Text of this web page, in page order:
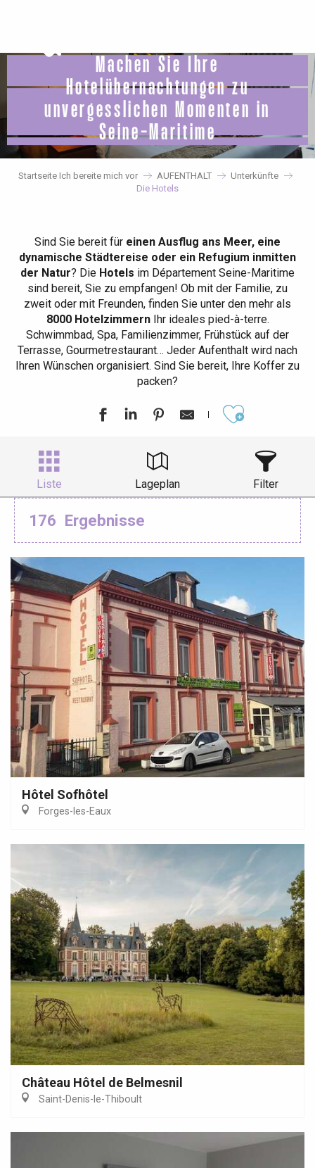
principal
Machen Sie Ihre
Hotelübernachtungen zu
unvergesslichen Momenten in
Seine-Maritime
Startseite Ich bereite mich vor AUFENTHALT
Unterkünfte
Die Hotels
Sind Sie bereit für einen Ausflug ans Meer, eine
dynamische Städtereise oder ein Refugium inmitten
der Natur? Die Hotels im Département Seine-Maritime
sind bereit, Sie zu empfangen! Ob mit der Familie, zu
zweit oder mit Freunden, finden Sie unter den mehr als
8000 HotelzimmernIhr ideales pied-à-terre.
Schwimmbad, Spa, Familienzimmer, Frühstück auf der
Terrasse, Gourmetrestaurant… Jeder Aufenthalt wird nach
Ihren Wünschen organisiert. Sind Sie bereit, Ihre Koffer zu
packen?
Liste Lageplan Filter
176 Ergebnisse
Hôtel Sofhôtel
Forges-les-Eaux
Château Hôtel de Belmesnil
Saint-Denis-le-Thiboult